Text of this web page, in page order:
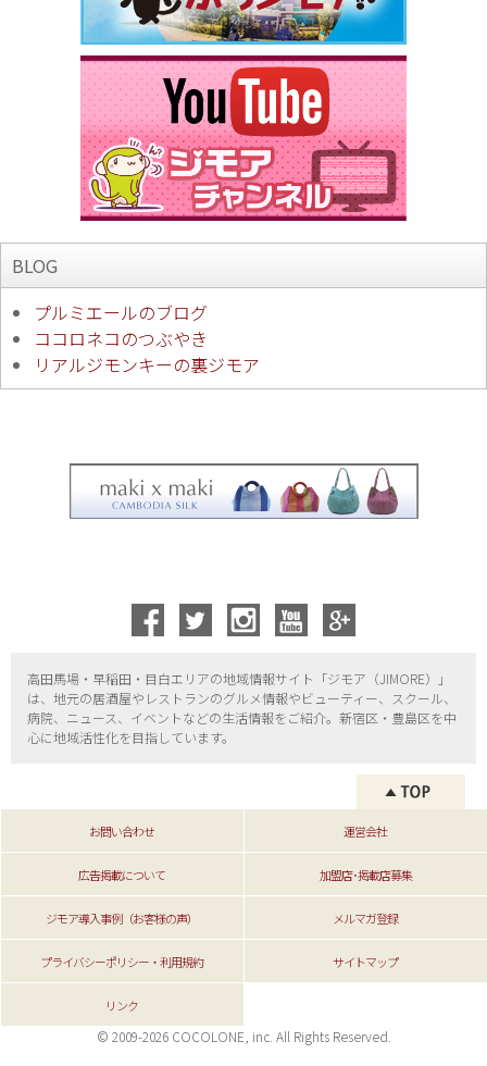
BLOG
プルミエールのブログ
ココロネコのつぶやき
リアルジモンキーの裏ジモア
高田馬場・早稲田・目白エリアの地域情報サイト「ジモア（JIMORE）」
は、地元の居酒屋やレストランのグルメ情報やビューティー、
スクール、
病院、ニュース、イベントなどの生活情報をご紹介。新宿区・ 豊島区を中
心に地域活性化を目指しています。
お問い合わせ 運営会社
広告掲載について 加盟店･掲載店募集
ジモア導入事例（お客様の声） メルマガ登録
プライバシーポリシー・利用規約 サイトマップ
リンク
© 2009-2026 COCOLONE, inc. All Rights Reserved.